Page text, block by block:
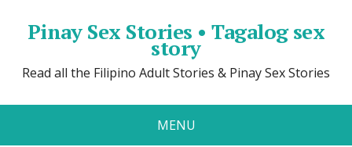
Pinay Sex Stories • Tagalog sex
story
Read all the Filipino Adult Stories & Pinay Sex Stories
MENU